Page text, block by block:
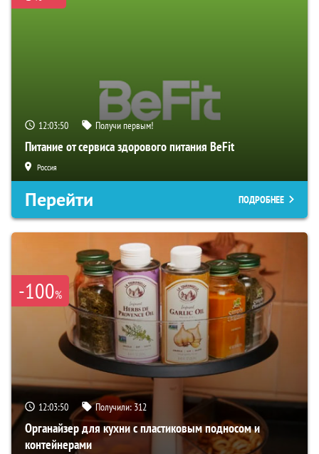
12:03:49 Получи первым!
Питание от сервиса здорового питания BeFit
Россия
Перейти ПОДРОБНЕЕ
-100%
12:03:49 Получили: 312
Органайзер для кухни с пластиковым подносом и
контейнерами